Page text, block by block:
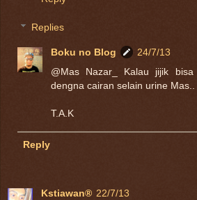
Replies
Boku no Blog
24/7/13
@Mas Nazar_ Kalau jijik
dengna cairan selain urine Mas..
T.A.K
Reply
Kstiawan® 22/7/13